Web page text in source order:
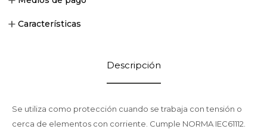
Características
Descripción
Se utiliza como protección cuando se trabaja con tensión o
cerca de elementos con corriente. Cumple NORMA IEC61112.